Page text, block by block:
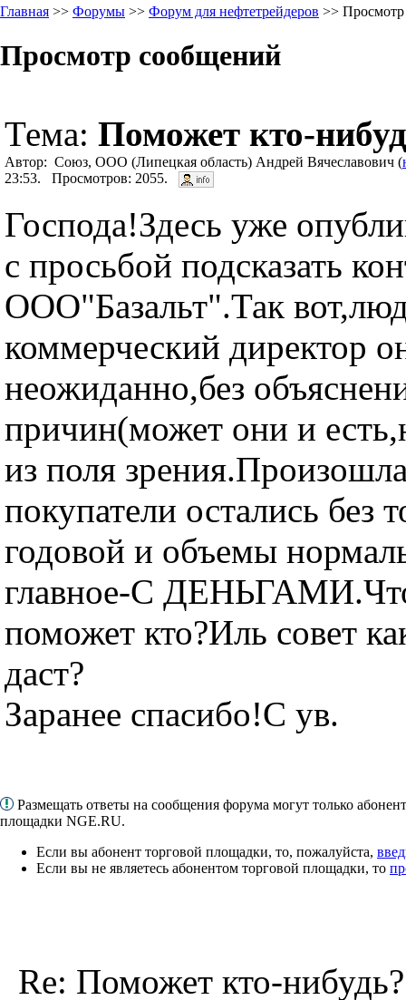
Главная >> Форумы >> Форум для нефтетрейдеров >>
Просмотр сообщений
Тема: Поможет кто-
Автор: Союз, ООО (Липецкая область) Андрей Вячеславович (
23:53. Просмотров: 2055.
Господа!Здесь уже
с просьбой подсказать
ООО"Базальт".Так
коммерческий директор
неожиданно,без
причин(может они и
из поля
покупатели остались без
годовой и объемы
главное-С
поможет кто?Иль совет
даст?
Заранее спасибо!С ув.
Размещать ответы на сообщения форума могут только
площадки NGE.RU.
Если вы абонент торговой площадки, то, пожалуйста,
Если вы не являетесь абонентом торговой площадки, то
Re: Поможет кто-нибудь?